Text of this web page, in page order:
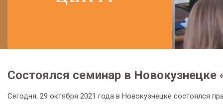
Состоялся семинар в Новокузнецке
Сегодня, 29 октября 2021 года в Новокузнецке состоялся